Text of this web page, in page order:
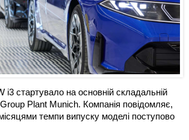
i3 стартувало на основній складальній
Group Plant Munich. Компанія повідомляє,
темпи випуску моделі поступово